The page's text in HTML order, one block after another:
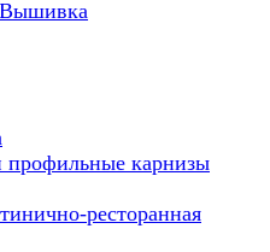
карнизы
ресторанная